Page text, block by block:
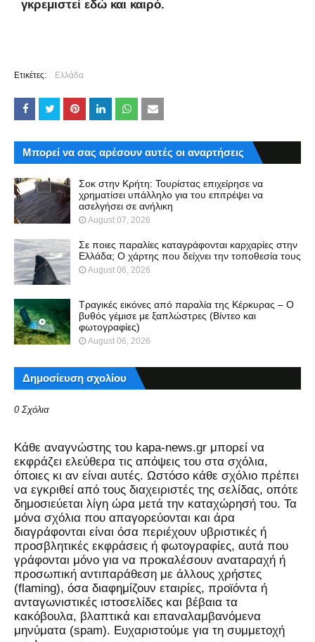
γκρεμιστεί εδώ και καιρό.
Ετικέτες: Ελλάδα
Μπορεί να σας αρέσουν αυτές οι αναρτήσεις
Σοκ στην Κρήτη: Τουρίστας επιχείρησε να
χρηματίσει υπάλληλο για του επιτρέψει να
ασελγήσει σε ανήλικη
August 07, 2026
Σε ποιες παραλίες καταγράφονται καρχαρίες στην
Ελλάδα; Ο χάρτης που δείχνει την τοποθεσία τους
August 06, 2026
Τραγικές εικόνες από παραλία της Κέρκυρας – Ο
βυθός γέμισε με ξαπλώστρες (Βίντεο και
φωτογραφίες)
August 06, 2026
Δημοσίευση σχολίου
0 Σχόλια
Kάθε αναγνώστης του kapa-news.gr μπορεί να
εκφράζει ελεύθερα τις απόψεις του στα σχόλια,
όποιες κι αν είναι αυτές. Ωστόσο κάθε σχόλιο πρέπει
να εγκριθεί από τους διαχειριστές της σελίδας, οπότε
δημοσιεύεται λίγη ώρα μετά την καταχώρησή του. Τα
μόνα σχόλια που απαγορεύονται και άρα
διαγράφονται είναι όσα περιέχουν υβριστικές ή
προσβλητικές εκφράσεις ή φωτογραφίες, αυτά που
γράφονται μόνο για να προκαλέσουν αναταραχή ή
προσωπική αντιπαράθεση με άλλους χρήστες
(flaming), όσα διαφημίζουν εταιρίες, προϊόντα ή
ανταγωνιστικές ιστοσελίδες και βέβαια τα
κακόβουλα, βλαπτικά και επαναλαμβανόμενα
μηνύματα (spam). Ευχαριστούμε για τη συμμετοχή